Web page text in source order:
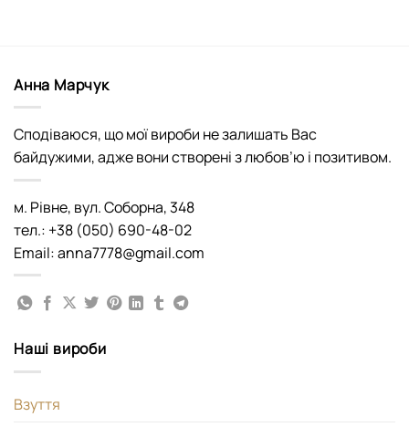
Анна Марчук
Сподіваюся, що мої вироби не залишать Вас
байдужими, адже вони створені з любов’ю і позитивом.
м. Рівне, вул. Соборна, 348
тел.: +38 (050) 690-48-02
Email: anna7778@gmail.com
Наші вироби
Взуття